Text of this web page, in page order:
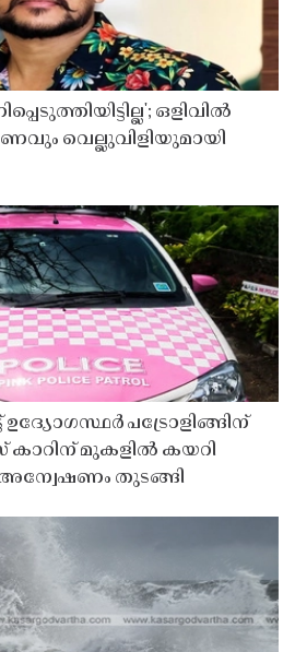
ഒളിവിൽ
വെല്ലുവിളിയുമായി
ഉദ്യോഗസ്ഥർ പട്രോളിങ്ങിന്
കാറിന് മുകളിൽ കയറി
അന്വേഷണം തുടങ്ങി